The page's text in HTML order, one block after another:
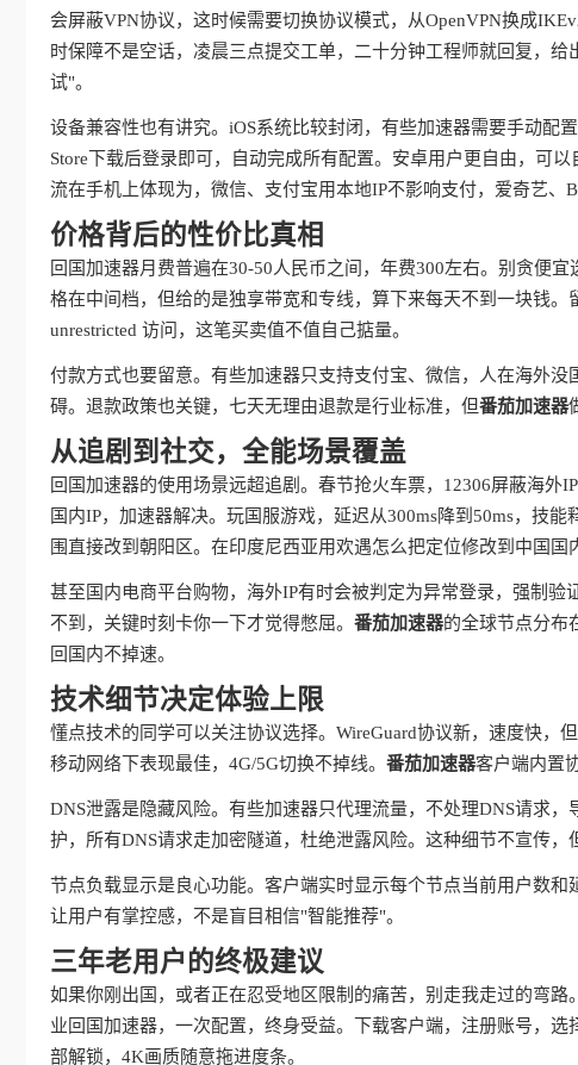
会屏蔽VPN协议，这时候需要切换协议模式，从OpenVPN换成
时保障不是空话，凌晨三点提交工单，二十分钟工程师就回复，
试"。
设备兼容性也有讲究。iOS系统比较封闭，有些加速器需要手动配
Store下载后登录即可，自动完成所有配置。安卓用户更自由，可
流在手机上体现为，微信、支付宝用本地IP不影响支付，爱奇艺、
价格背后的性价比真相
回国加速器月费普遍在30-50人民币之间，年费300左右。别贪便
格在中间档，但给的是独享带宽和专线，算下来每天不到一块钱
unrestricted 访问，这笔买卖值不值自己掂量。
付款方式也要留意。有些加速器只支持支付宝、微信，人在海外没
碍。退款政策也关键，七天无理由退款是行业标准，但番茄加速器
从追剧到社交，全能场景覆盖
回国加速器的使用场景远超追剧。春节抢火车票，12306屏蔽海
国内IP，加速器解决。玩国服游戏，延迟从300ms降到50ms，技
围直接改到朝阳区。在印度尼西亚用欢遇怎么把定位修改到中国
甚至国内电商平台购物，海外IP有时会被判定为异常登录，强制
不到，关键时刻卡你一下才觉得憋屈。 番茄加速器的全球节点分布
回国内不掉速。
技术细节决定体验上限
懂点技术的同学可以关注协议选择。WireGuard协议新，速度快，
移动网络下表现最佳，4G/5G切换不掉线。 番茄加速器客户端内置
DNS泄露是隐藏风险。有些加速器只代理流量，不处理DNS请求，
护，所有DNS请求走加密隧道，杜绝泄露风险。这种细节不宣传，
节点负载显示是良心功能。客户端实时显示每个节点当前用户数
让用户有掌控感，不是盲目相信"智能推荐"。
三年老用户的终极建议
如果你刚出国，或者正在忍受地区限制的痛苦，别走我走过的弯
业回国加速器，一次配置，终身受益。下载客户端，注册账号，
部解锁，4K画质随意拖进度条。